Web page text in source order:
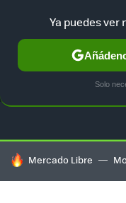
GUÍA DE
HOY SE HABLA DE
Mercado Libre
Ya puedes ver
Solo